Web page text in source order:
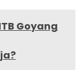
Goyang